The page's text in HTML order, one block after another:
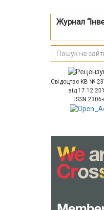
Журнал
Свідоцтво КВ №
від
ISSN